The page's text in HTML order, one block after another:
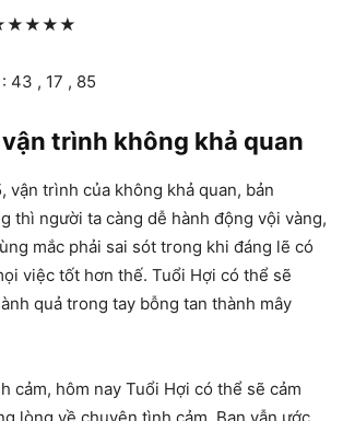
43 , 17 , 85
vận trình không khả quan
vận trình của không khả quan, bản
thì người ta càng dễ hành động vội vàng,
mắc phải sai sót trong khi đáng lẽ có
việc tốt hơn thế. Tuổi Hợi có thể sẽ
quả trong tay bỗng tan thành mây
cảm, hôm nay Tuổi Hợi có thể sẽ cảm
lòng về chuyện tình cảm. Bạn vẫn ước